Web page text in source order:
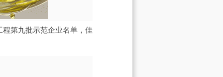
第九批示范企业名单，佳